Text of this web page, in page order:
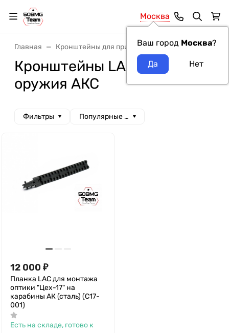
Москва
Ваш город Москва?
Главная Кронштейны для прицелов Кронштейны LAC
Кронштейны LAC модель
оружия АКС
Фильтры Популярные сначала
12 000 ₽
Планка LAC для монтажа
оптики "Цех-17" на
карабины АК (сталь) (C17-
001)
Есть на складе, готово к